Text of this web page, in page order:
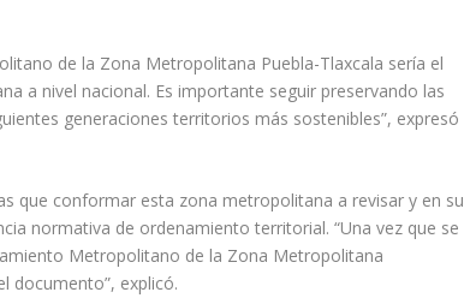
de la Zona Metropolitana Puebla-Tlaxcala sería el
a nivel nacional. Es importante seguir preservando las
generaciones territorios más sostenibles”, expresó
que conformar esta zona metropolitana a revisar y en su
normativa de ordenamiento territorial. “Una vez que se
Metropolitano de la Zona Metropolitana
documento”, explicó.